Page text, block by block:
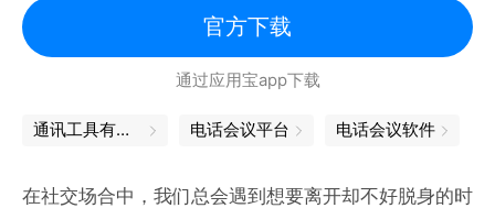
机网络也能畅聊。
➎—隐藏通话记录—
手动关闭同步通话记录，拨打电话无痕迹，运营商也查
不到哦~
遇到任何问题，随时联系客服MM，贴心服务。
官方下载
通过应用宝app下载
通讯工具有哪些 电话会议平台 电话会议软件
在社交场合中，我们总会遇到想要离开却不好脱身的时